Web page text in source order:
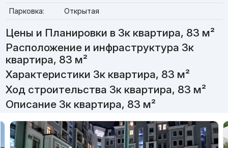
Парковка:
Открытая
Цены и Планировки в 3к квартира, 83 м²
Расположение и инфраструктура 3к
квартира, 83 м²
Характеристики 3к квартира, 83 м²
Ход строительства 3к квартира, 83 м²
Описание 3к квартира, 83 м²